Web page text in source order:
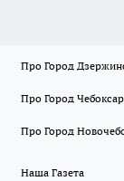
Про Город
Про Город
Про Город
Наша Газета